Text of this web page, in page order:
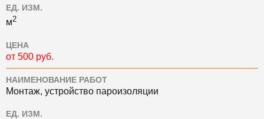
ЕД. ИЗМ.
м2
ЦЕНА
от 500 руб.
НАИМЕНОВАНИЕ РАБОТ
Монтаж, устройство пароизоляции
ЕД. ИЗМ.